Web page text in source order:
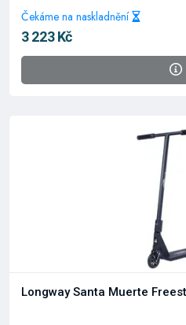
Čekáme na naskladnění
3 223 Kč
Longway Santa Muerte